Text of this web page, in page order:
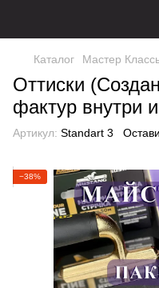
Каталог Мастер
Оттиски
фактур внутри
Артикул: Standart 3
−38%